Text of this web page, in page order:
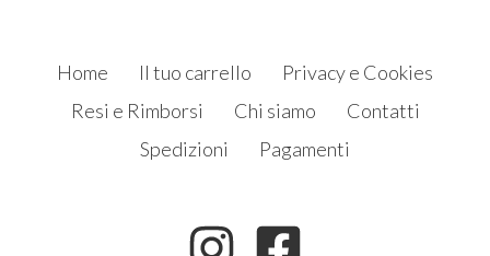
Home Il tuo carrello
Privacy e Cookies
Resi e Rimborsi
Chi siamo
Contatti
Spedizioni
Pagamenti